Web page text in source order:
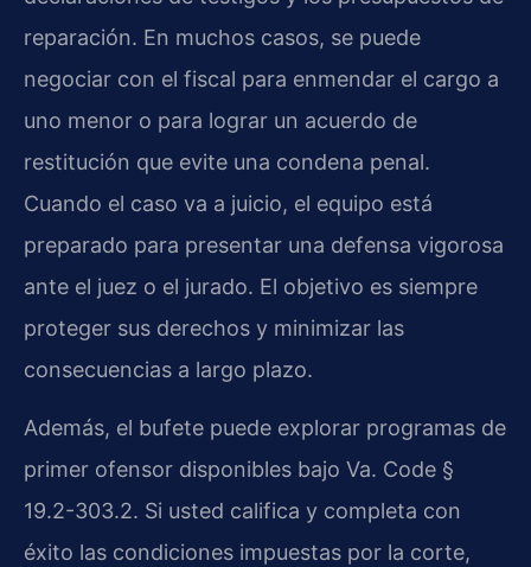
reparación. En muchos casos, se puede
negociar con el fiscal para enmendar el cargo a
uno menor o para lograr un acuerdo de
restitución que evite una condena penal.
Cuando el caso va a juicio, el equipo está
preparado para presentar una defensa vigorosa
ante el juez o el jurado. El objetivo es siempre
proteger sus derechos y minimizar las
consecuencias a largo plazo.
Además, el bufete puede explorar programas de
primer ofensor disponibles bajo Va. Code §
19.2-303.2. Si usted califica y completa con
éxito las condiciones impuestas por la corte,